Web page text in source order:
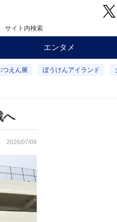
サイト内検索
エンタメ
つえん展 ぼうけんアイランド
へ
2026/07/08